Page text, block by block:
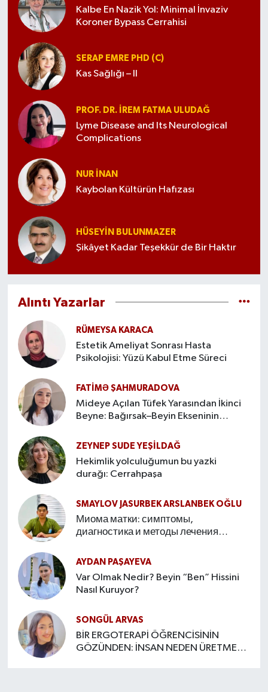
Kalbe En Nazik Yol: Minimal İnvaziv
Koroner Bypass Cerrahisi
SERAP EMRE PHD (C)
Kas Sağlığı – II
PROF. DR. İREM FATMA ULUDAĞ
Lyme Disease and Its Neurological
Complications
NUR İNAN
Kaybolan Kültürün Hafızası
HÜSEYIN BULUNMAZER
Şikâyet Kadar Teşekkür de Bir Haktır
Alıntı Yazarlar
RÜMEYSA KARACA
Estetik Ameliyat Sonrası Hasta
Psikolojisi: Yüzü Kabul Etme Süreci
FATIMƏ ŞAHMURADOVA
Mideye Açılan Tüfek Yarasından İkinci
Beyne: Bağırsak–Beyin Ekseninin
ZEYNEP SUDE YEŞİLDAĞ
Hekimlik yolculuğumun bu yazki
durağı: Cerrahpaşa
SMAYLOV JASURBEK ARSLANBEK OĞLU
Миома матки: симптомы,
диагностика и методы лечения
AYDAN PAŞAYEVA
Var Olmak Nedir? Beyin “Ben” Hissini
Nasıl Kuruyor?
SONGÜL ARVAS
BİR ERGOTERAPİ ÖĞRENCİSİNİN
GÖZÜNDEN: İNSAN NEDEN ÜRETMEYE